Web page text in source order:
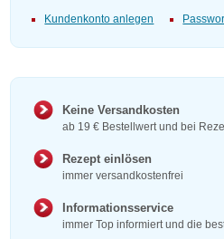
Kundenkonto anlegen
Keine Versandkosten
ab 19 € Bestellwert und bei
Rezept einlösen
immer versandkostenfrei
Informationsservice
immer Top informiert und die